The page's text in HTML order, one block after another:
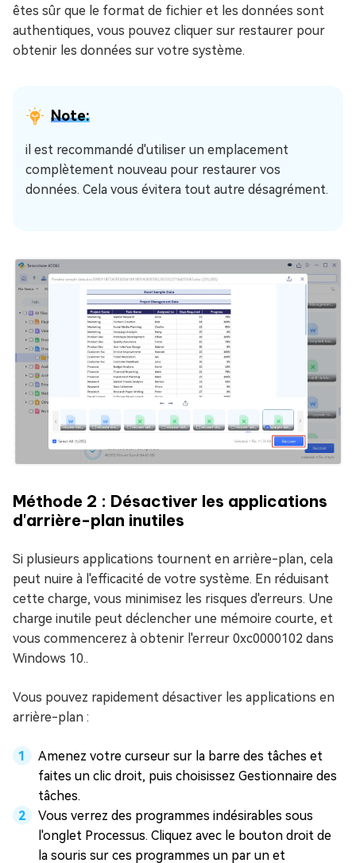
êtes sûr que le format de fichier et les données sont
authentiques, vous pouvez cliquer sur restaurer pour
obtenir les données sur votre système.
Note:
il est recommandé d'utiliser un emplacement
complètement nouveau pour restaurer vos
données. Cela vous évitera tout autre désagrément.
Méthode 2 : Désactiver les applications
d'arrière-plan inutiles
Si plusieurs applications tournent en arrière-plan, cela
peut nuire à l'efficacité de votre système. En réduisant
cette charge, vous minimisez les risques d'erreurs. Une
charge inutile peut déclencher une mémoire courte, et
vous commencerez à obtenir l'erreur 0xc0000102 dans
Windows 10..
Vous pouvez rapidement désactiver les applications en
arrière-plan :
Amenez votre curseur sur la barre des tâches et
faites un clic droit, puis choisissez Gestionnaire des
tâches.
Vous verrez des programmes indésirables sous
l'onglet Processus. Cliquez avec le bouton droit de
la souris sur ces programmes un par un et